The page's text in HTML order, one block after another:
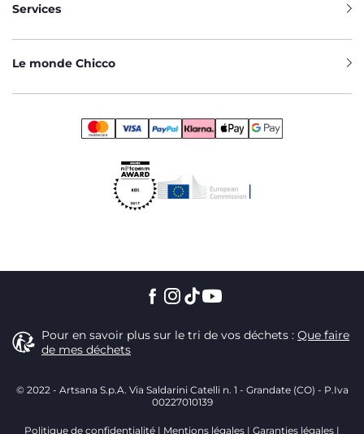
Services
Le monde Chicco
Pour en savoir plus sur le tri de vos déchets : Que faire
de mes déchets
© 2022 - Artsana S.p.A. Via Saldarini Catelli n. 1 - Grandate (CO) - P.Iva
00227010139
Politique de confidentialité Mentions légales Garanties légales